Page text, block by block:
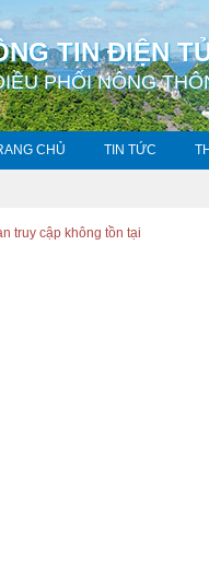
TIN ĐIỆN
PHỐI NÔNG
CHỦ TIN TỨC
truy cập không tồn tại